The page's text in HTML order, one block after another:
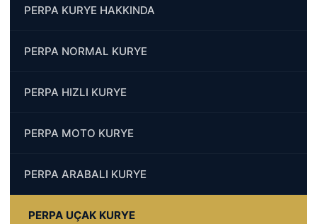
PERPA KURYE HAKKINDA
PERPA NORMAL KURYE
PERPA HIZLI KURYE
PERPA MOTO KURYE
PERPA ARABALI KURYE
PERPA UÇAK KURYE